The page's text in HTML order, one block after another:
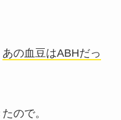
あの血豆はABHだっ
ので。